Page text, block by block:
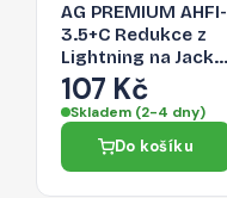
AG PREMIUM AHFI-
3.5+C Redukce z
Lightning na Jack
3,5/Lightning,
stříbrná
107 Kč
Skladem (2-4 dny)
Do košíku